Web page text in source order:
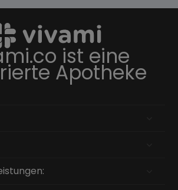
ist eine
Apotheke